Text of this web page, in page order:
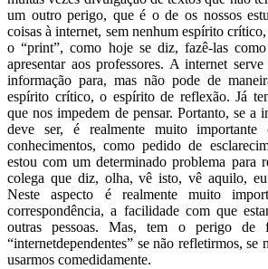
um outro perigo, que é o de os nossos
coisas à internet, sem nenhum espírito
o “print”, como hoje se diz, fazê-las
apresentar aos professores. A internet
informação para, mas não pode de
espírito crítico, o espírito de reflexão. Já
que nos impedem de pensar. Portanto, se a
deve ser, é realmente muito importante
conhecimentos, como pedido de
estou com um determinado problema para
colega que diz, olha, vê isto, vê aquilo,
Neste aspecto é realmente muito
correspondência, a facilidade com que
outras pessoas. Mas, tem o perigo de
“internetdependentes” se não refletirmos, se
usarmos comedidamente.